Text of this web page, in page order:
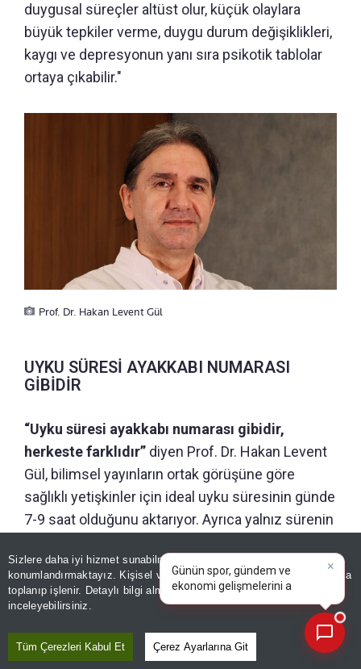
Sizlere daha iyi hizmet sunabilmek adına sitemizde
konumlandırmaktayız. Kişisel verileriniz, KVKK ve GDPR kapsamında
toplanıp işlenir. Detaylı bilgi almak içinAydınlatma Metnimizi
inceleyebilirsiniz.
Tüm Çerezleri Kabul Et Çerez Ayarlarına Git
duygusal süreçler altüst olur, küçük olaylara
büyük tepkiler verme, duygu durum değişiklikleri,
kaygı ve depresyonun yanı sıra psikotik tablolar
ortaya çıkabilir."
Prof. Dr. Hakan Levent Gül
UYKU SÜRESİ AYAKKABI NUMARASI
GİBİDİR
“Uyku süresi ayakkabı numarası gibidir,
herkeste farklıdır” diyen Prof. Dr. Hakan Levent
Gül, bilimsel yayınların ortak görüşüne göre
sağlıklı yetişkinler için ideal uyku süresinin günde
7-9 saat olduğunu aktarıyor. Ayrıca yalnız sürenin
az süre kadar önemli olduğu belirtiyor. Sabah
dinlenmiş uyanmak, gün içinde sürekli uyuklama
ihtiyacı hissetmemek ve düzenli bir uyku
programı oluşturmak sağlıklı uykunun temel
göstergeleri arasında yer alıyor.
×
Günün spor, gündem ve
ekonomi gelişmelerini analiz
edin!|